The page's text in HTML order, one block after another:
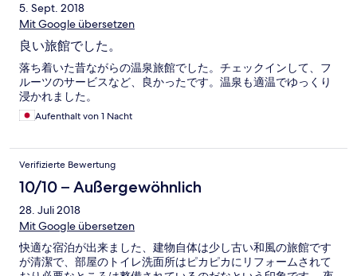
5. Sept. 2018
Mit Google übersetzen
良い旅館でした。
落ち着いた昔ながらの温泉旅館でした。チェックインして、フ
ルーツのサービスなど、良かったです。温泉も適温でゆっくり
浸かれました。
Aufenthalt von 1 Nacht
Verifizierte Bewertung
10/10 – Außergewöhnlich
28. Juli 2018
Mit Google übersetzen
快適な宿泊が出来ました、建物自体は少し古い和風の旅館です
が清潔で、部屋のトイレ洗面所はピカピカにリフォームされて